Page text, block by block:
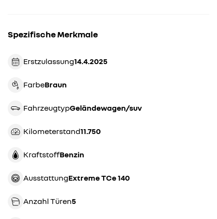
Spezifische Merkmale
Erstzulassung 14.4.2025
Farbe braun
Fahrzeugtyp geländewagen/suv
Kilometerstand 11.750
Kraftstoff Benzin
Ausstattung Extreme TCe 140
Anzahl Türen5